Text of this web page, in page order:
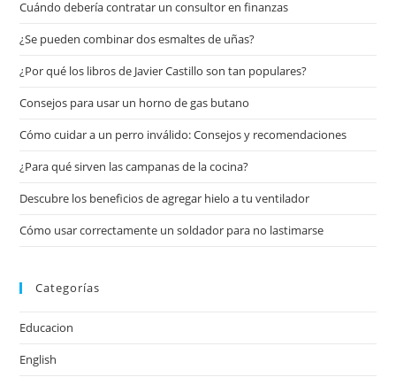
Cuándo debería contratar un consultor en finanzas
¿Se pueden combinar dos esmaltes de uñas?
¿Por qué los libros de Javier Castillo son tan populares?
Consejos para usar un horno de gas butano
Cómo cuidar a un perro inválido: Consejos y recomendaciones
¿Para qué sirven las campanas de la cocina?
Descubre los beneficios de agregar hielo a tu ventilador
Cómo usar correctamente un soldador para no lastimarse
Categorías
Educacion
English